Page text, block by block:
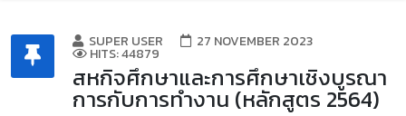
SUPER USER 27 NOVEMBER 2023
HITS: 44879
สหกิจศึกษาและการศึกษาเชิงบูรณา
การกับการทำงาน (หลักสูตร 2564)